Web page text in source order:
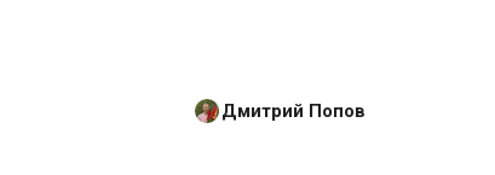
Дмитрий Попов